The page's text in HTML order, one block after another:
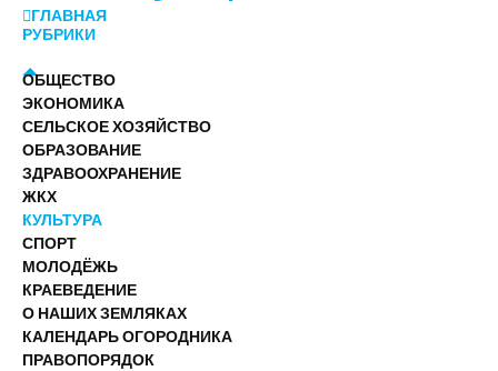
ГЛАВНАЯ
РУБРИКИ
ОБЩЕСТВО
ЭКОНОМИКА
СЕЛЬСКОЕ ХОЗЯЙСТВО
ОБРАЗОВАНИЕ
ЗДРАВООХРАНЕНИЕ
ЖКХ
КУЛЬТУРА
СПОРТ
МОЛОДЁЖЬ
КРАЕВЕДЕНИЕ
О НАШИХ ЗЕМЛЯКАХ
КАЛЕНДАРЬ ОГОРОДНИКА
ПРАВОПОРЯДОК